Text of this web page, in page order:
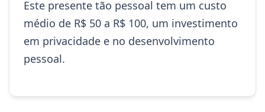
Este presente tão pessoal tem um custo
médio de R$ 50 a R$ 100, um investimento
em privacidade e no desenvolvimento
pessoal.